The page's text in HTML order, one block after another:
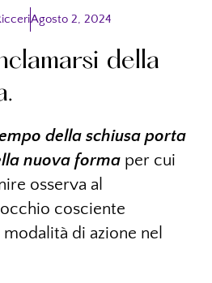
Agosto 2, 2024
della
della schiusa porta
nuova forma per cui
osserva al
cosciente
di azione nel